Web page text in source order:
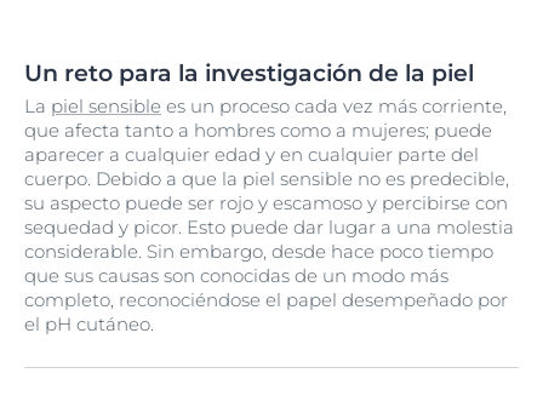
Un reto para la investigación de la piel
La piel sensible es un proceso cada vez más corriente,
que afecta tanto a hombres como a mujeres; puede
aparecer a cualquier edad y en cualquier parte del
cuerpo. Debido a que la piel sensible no es predecible,
su aspecto puede ser rojo y escamoso y percibirse con
sequedad y picor. Esto puede dar lugar a una molestia
considerable. Sin embargo, desde hace poco tiempo
que sus causas son conocidas de un modo más
completo, reconociéndose el papel desempeñado por
el pH cutáneo.